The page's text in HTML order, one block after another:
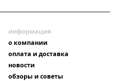
информация
о компании
оплата и доставка
новости
обзоры и советы